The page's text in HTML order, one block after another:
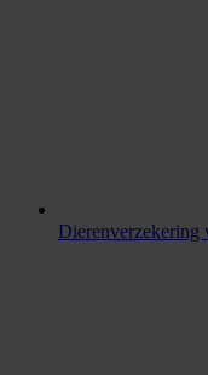
Dierenverzekering